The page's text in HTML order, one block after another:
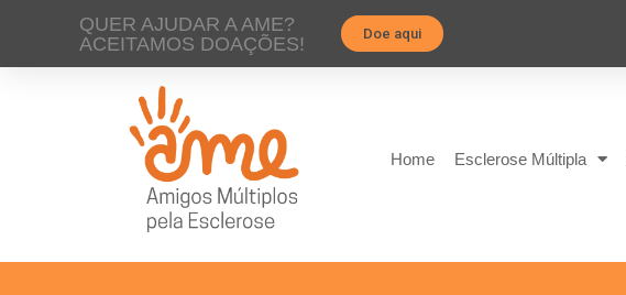
QUER AJUDAR A AME?
ACEITAMOS DOAÇÕES!
Doe aqui
Home Esclerose Múltipla